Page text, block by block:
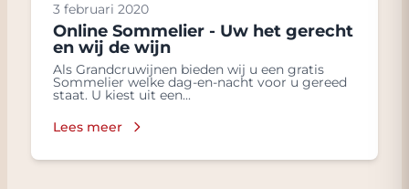
3 februari 2020
Online Sommelier - Uw het gerecht
en wij de wijn
Als Grandcruwijnen bieden wij u een gratis
Sommelier welke dag-en-nacht voor u gereed
staat. U kiest uit een...
Lees meer